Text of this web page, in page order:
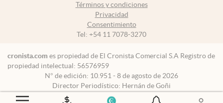
Términos y condiciones
Privacidad
Consentimiento
Tel: +54 11 7078-3270
cronista.com es propiedad de El Cronista Comercial S.A Registro de
propiedad intelectual: 56576959
N° de edición: 10.951 - 8 de agosto de 2026
Director Periodístico: Hernán de Goñi